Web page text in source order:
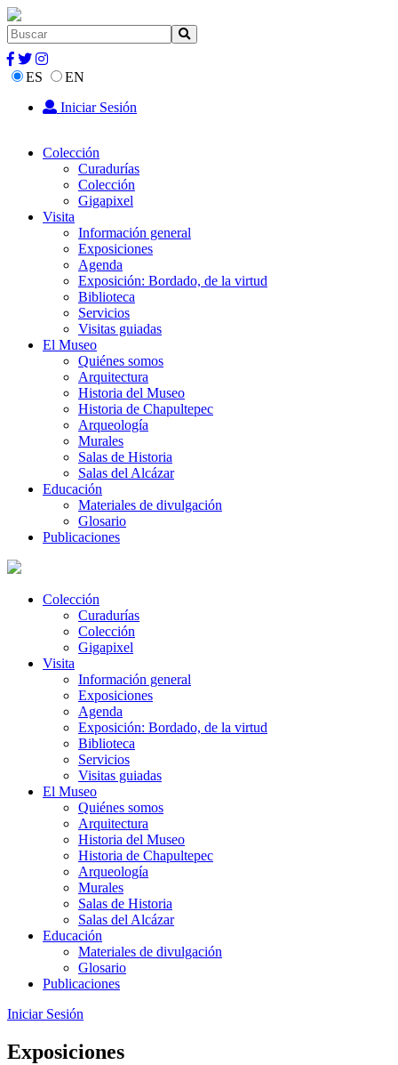
ES
EN
Iniciar Sesión
Colección
Curadurías
Colección
Gigapixel
Visita
Información general
Exposiciones
Agenda
Exposición: Bordado, de la virtud
Biblioteca
Servicios
Visitas guiadas
El Museo
Quiénes somos
Arquitectura
Historia del Museo
Historia de Chapultepec
Arqueología
Murales
Salas de Historia
Salas del Alcázar
Educación
Materiales de divulgación
Glosario
Publicaciones
Colección
Curadurías
Colección
Gigapixel
Visita
Información general
Exposiciones
Agenda
Exposición: Bordado, de la virtud
Biblioteca
Servicios
Visitas guiadas
El Museo
Quiénes somos
Arquitectura
Historia del Museo
Historia de Chapultepec
Arqueología
Murales
Salas de Historia
Salas del Alcázar
Educación
Materiales de divulgación
Glosario
Publicaciones
Iniciar Sesión
Exposiciones